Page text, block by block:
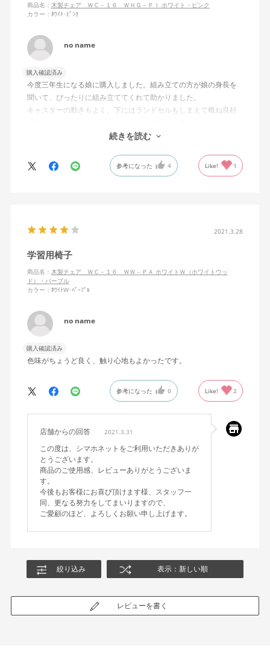
商品名： 木製チェア ＷＣ－１６ ＷＨＧ－ＰＩ ホワイト・ピンク
カラー：ﾎﾜｲﾄ･ﾋﾟﾝｸ
no name
購入確認済み
今度三年生になる娘に購入しました。組み立ての方が娘の身長を
聞いて、ぴったりに組み立ててくれて助かりました。
キャスターの動きもよく、下にはランドセルもしまえて概ね良好
続きを読む
参考になった 4 Like! 1
2021.3.28
学習用椅子
商品名： 木製チェア ＷＣ－１６ ＷＷ－ＰＡ ホワイトＷ（ホワイトウッ
ド）・パープル
カラー：ﾎﾜｲﾄW･ﾊﾟｰﾌﾟﾙ
no name
購入確認済み
色味がちょうど良く、触り心地もよかったです。
参考になった 0 Like! 2
店舗からの回答 2021.3.31
この度は、シマホネットをご利用いただきありが
とうございます。
商品のご使用感、レビューありがとうございま
す。
今後もお客様にお喜び頂けます様、スタッフ一
同、更なる努力をしてまいりますので、
ご愛顧のほど、よろしくお願い申し上げます。
絞り込み 表示：新しい順
レビューを書く